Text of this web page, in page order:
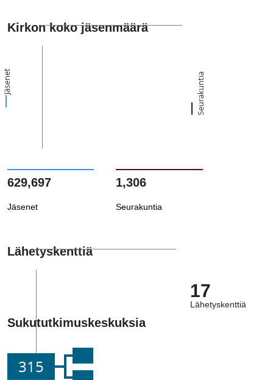
Kirkon koko jäsenmäärä
Jäsenet Seurakuntia
629,697
Jäsenet
1,306
Seurakuntia
Lähetyskenttiä
17
Lähetyskenttiä
Sukututkimuskeskuksia
315